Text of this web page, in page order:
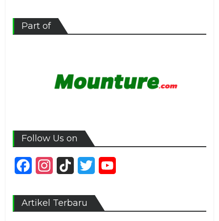
Part of
Follow Us on
FacebookInstagram
TikTok Twitter
Artikel Terbaru